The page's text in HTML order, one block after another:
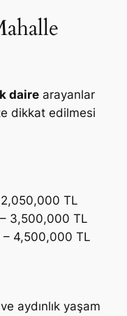
daire arayanlar
dikkat edilmesi
TL
3,500,000 TL
4,500,000 TL
aydınlık yaşam